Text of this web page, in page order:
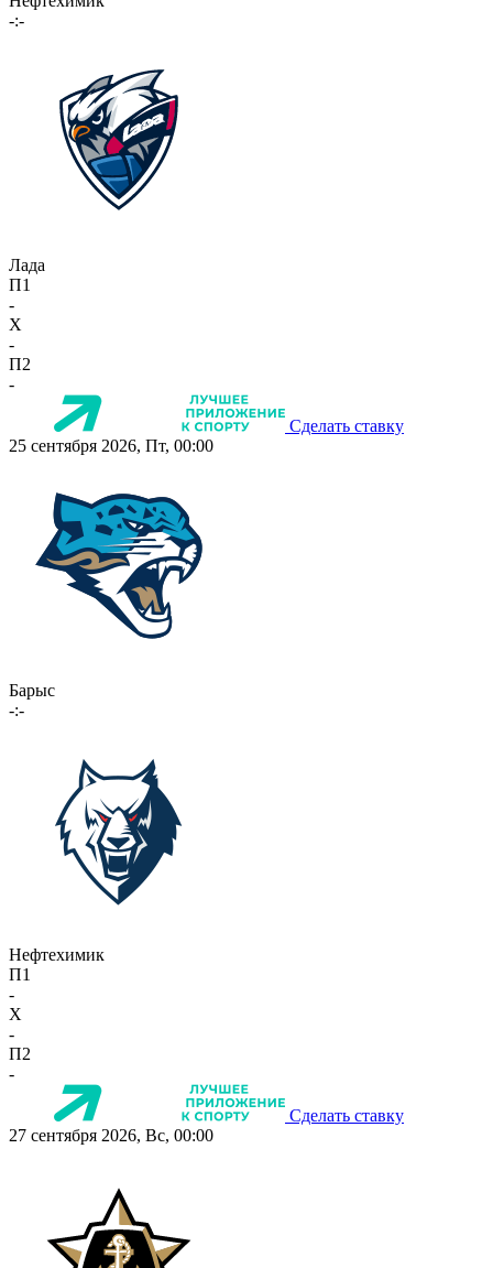
-:-
Лада
П1
-
X
-
П2
-
Сделать ставку
25 сентября 2026, Пт, 00:00
Барыс
-:-
Нефтехимик
П1
-
X
-
П2
-
Сделать ставку
27 сентября 2026, Вс, 00:00